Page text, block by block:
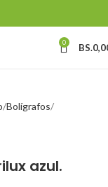
0 BS.
Bolígrafos
azul.